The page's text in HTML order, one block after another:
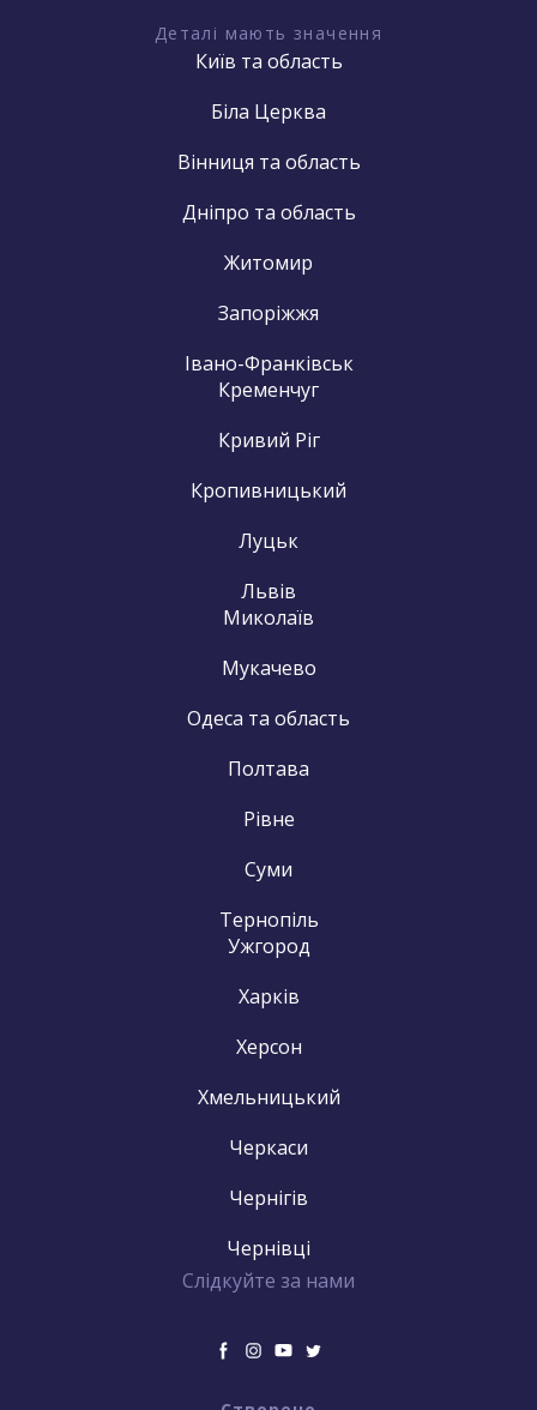
Деталі мають значення
Київ та область
Біла Церква
Вінниця та область
Дніпро та область
Житомир
Запоріжжя
Івано-Франківськ
Кременчуг
Кривий Ріг
Кропивницький
Луцьк
Львів
Миколаїв
Мукачево
Одеса та область
Полтава
Рівне
Суми
Тернопіль
Ужгород
Харків
Херсон
Хмельницький
Черкаси
Чернігів
Чернівці
Слідкуйте за нами